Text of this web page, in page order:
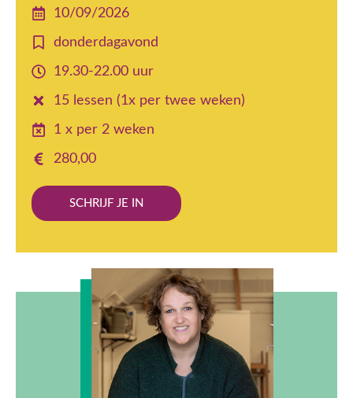
10/09/2026
donderdagavond
19.30-22.00 uur
15 lessen (1x per twee weken)
1 x per 2 weken
280,00
SCHRIJF JE IN